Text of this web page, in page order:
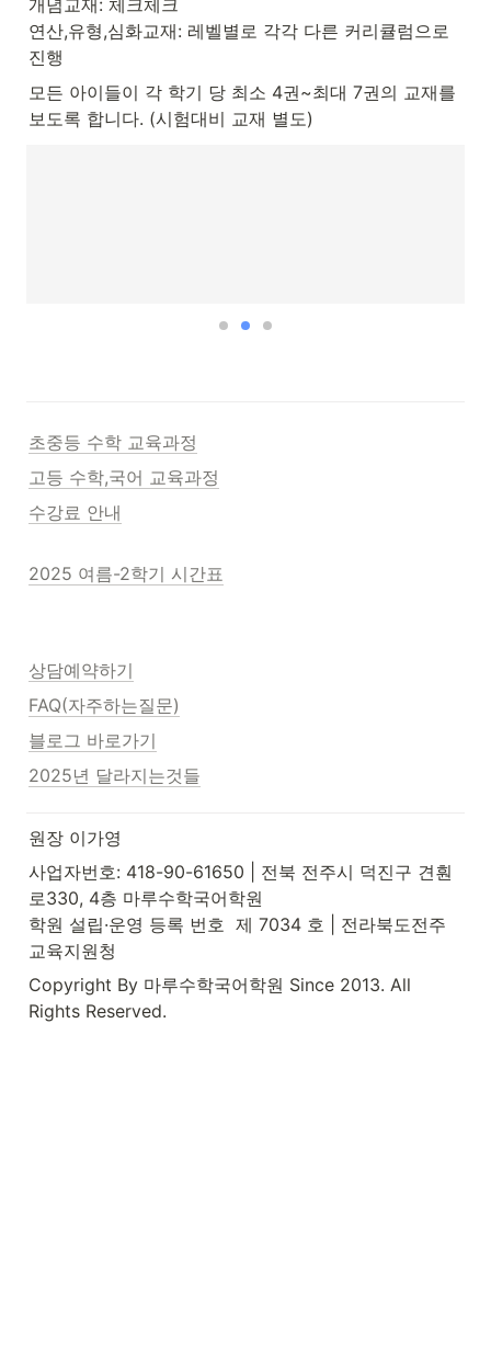
개념교재: 체크체크
연산,유형,심화교재: 레벨별로 각각 다른 커리큘럼으로
진행
모든 아이들이 각 학기 당 최소 4권~최대 7권의 교재를
보도록 합니다. (시험대비 교재 별도)
초중등 수학 교육과정
고등 수학,국어 교육과정
수강료 안내
2025 여름-2학기 시간표
상담예약하기
FAQ(자주하는질문)
블로그 바로가기
2025년 달라지는것들
원장 이가영
사업자번호: 418-90-61650 | 전북 전주시 덕진구 견훤
로330, 4층 마루수학국어학원
학원 설립·운영 등록 번호  제 7034 호 | 전라북도전주
교육지원청
Copyright By 마루수학국어학원 Since 2013. All
Rights Reserved.